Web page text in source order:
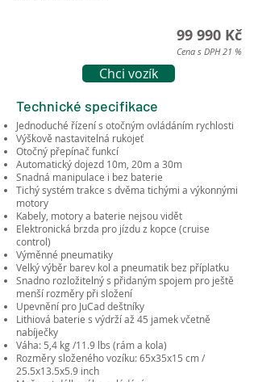
99 990 Kč
Cena s DPH 21 %
Chci vozík
Technické specifikace
Jednoduché řízení s otočným ovládáním rychlosti
Výškově nastavitelná rukojeť
Otočný přepínač funkcí
Automatický dojezd 10m, 20m a 30m
Snadná manipulace i bez baterie
Tichý systém trakce s dvěma tichými a výkonnými
motory
Kabely, motory a baterie nejsou vidět
Elektronická brzda pro jízdu z kopce (cruise
control)
Výměnné pneumatiky
Velký výběr barev kol a pneumatik bez příplatku
Snadno rozložitelný s přidaným spojem pro ještě
menší rozměry při složení
Upevnění pro JuCad deštníky
Lithiová baterie s výdrží až 45 jamek včetně
nabíječky
Váha: 5,4 kg /11.9 lbs (rám a kola)
Rozměry složeného vozíku: 65x35x15 cm /
25.5x13.5x5.9 inch